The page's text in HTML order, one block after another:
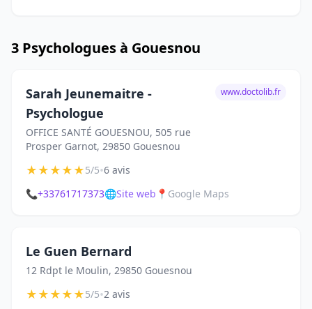
3 Psychologues à Gouesnou
Sarah Jeunemaitre -
Psychologue
OFFICE SANTÉ GOUESNOU, 505 rue
Prosper Garnot, 29850 Gouesnou
www.doctolib.fr
★★★★★5/5•6 avis
📞+33761717373🌐Site web 📍 Google Maps
Le Guen Bernard
12 Rdpt le Moulin, 29850 Gouesnou
★★★★★5/5•2 avis